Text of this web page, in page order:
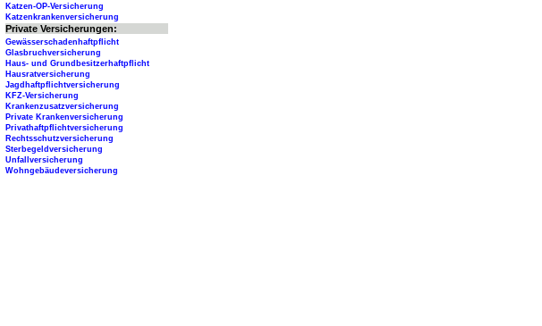
Katzen-OP-Versicherung
Katzenkrankenversicherung
Private Versicherungen:
Gewässerschadenhaftpflicht
Glasbruchversicherung
Haus- und Grundbesitzerhaftpflicht
Hausratversicherung
Jagdhaftpflichtversicherung
KFZ-Versicherung
Krankenzusatzversicherung
Private Krankenversicherung
Privathaftpflichtversicherung
Rechtsschutzversicherung
Sterbegeldversicherung
Unfallversicherung
Wohngebäudeversicherung